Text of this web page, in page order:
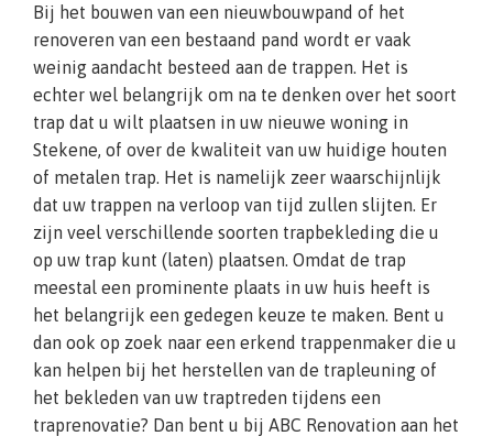
Bij het bouwen van een nieuwbouwpand of het
renoveren van een bestaand pand wordt er vaak
weinig aandacht besteed aan de trappen. Het is
echter wel belangrijk om na te denken over het soort
trap dat u wilt plaatsen in uw nieuwe woning in
Stekene, of over de kwaliteit van uw huidige houten
of metalen trap. Het is namelijk zeer waarschijnlijk
dat uw trappen na verloop van tijd zullen slijten. Er
zijn veel verschillende soorten trapbekleding die u
op uw trap kunt (laten) plaatsen. Omdat de trap
meestal een prominente plaats in uw huis heeft is
het belangrijk een gedegen keuze te maken. Bent u
dan ook op zoek naar een erkend trappenmaker die u
kan helpen bij het herstellen van de trapleuning of
het bekleden van uw traptreden tijdens een
traprenovatie? Dan bent u bij ABC Renovation aan het